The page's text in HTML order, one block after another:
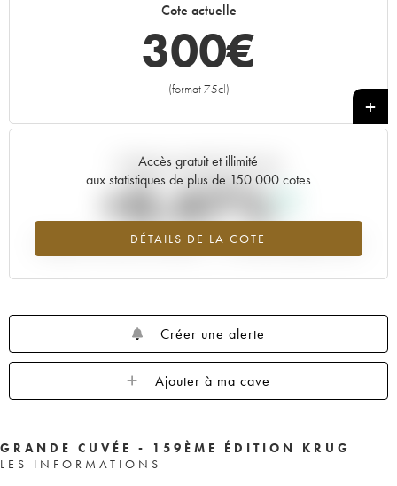
Cote actuelle
300€
(format 75cl)
+
Accès gratuit et illimité
aux statistiques de plus de 150 000 cotes
DÉTAILS DE LA COTE
Tendance actuelle de la cote
+0.47%
Tendance à la hausse du millésime ---- en 2026 par rapport à 2025
Créer une alerte
Ajouter à ma cave
GRANDE CUVÉE - 159ÈME ÉDITION KRUG
LES INFORMATIONS